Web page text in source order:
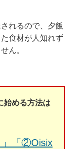
れるので、夕飯
食材が人知れず
ん。
始める方法は
」「②Oisix